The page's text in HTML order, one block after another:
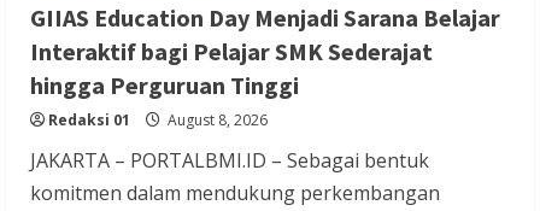
Berita Mancanegara
Berita Sosial dan Budaya
Berita Trending
Pengacara Didakwa karena Tipu Tzu Chi
dengan Skema Pengadaan Vaksin Palsu
Redaksi 01 August 8, 2026
GIIAS Education Day Menjadi Sarana Belajar
Interaktif bagi Pelajar SMK Sederajat
hingga Perguruan Tinggi
Redaksi 01 August 8, 2026
JAKARTA – PORTALBMI.ID – Sebagai bentuk
komitmen dalam mendukung perkembangan